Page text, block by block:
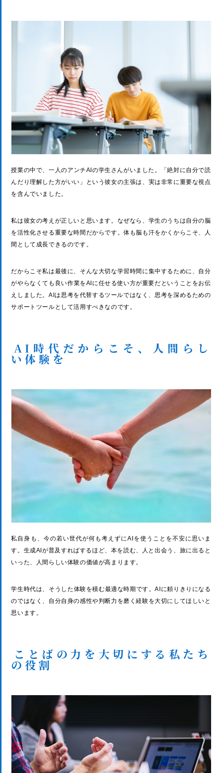
授業の中で、一人のアンチAIの学生さんがいました。「絶対に自分で読
んだり理解した方がいい」という彼女の主張は、実は非常に重要な視点
を含んでいました。
私は彼女の考えが正しいと思います。なぜなら、学生のうちは自分の脳
を活性化させる重要な時間だからです。体も脳も汗をかくからこそ、人
間として成長できるのです。
だからこそ私は最後に、そんな大切な学習時間に集中するために、自分
がやらなくても良い作業をAIに任せる使い方が重要だということをお伝
えしました。AIは思考を代替するツールではなく、思考を深めるための
サポートツールとして活用すべきなのです。
AI時代だからこそ、人間らし
い体験を
私自身も、今の若い世代が何も考えずにAIを使うことを不安に思いま
す。生成AIが普及すればするほど、本を読む、人と出会う、旅に出ると
いった、人間らしい体験の価値が高まります。
学生時代は、そうした体験を積む最適な時期です。AIに頼りきりになる
のではなく、自分自身の感性や判断力を磨く経験を大切にしてほしいと
思います。
ことばの力を大切にする私たち
の役割